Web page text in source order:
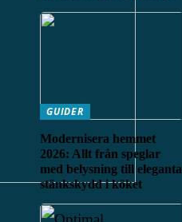
GUIDER
Modernisera hemmet
2026: Allt från speglar
med belysning till eleganta
stänkskydd i köket